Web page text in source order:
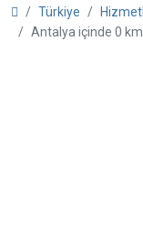
Türkiye
Antalya içinde 0